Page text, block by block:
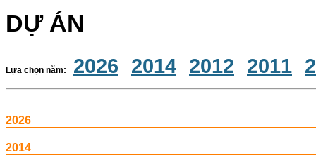
DỰ ÁN
Lựa chọn năm: 2026 2014 2012 2011
2026
2014